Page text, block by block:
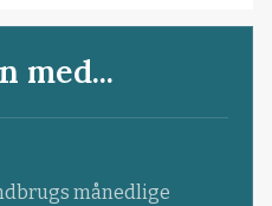
med...
månedlige